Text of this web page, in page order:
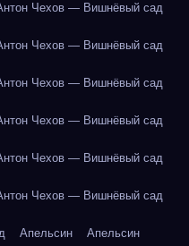
Чехов — Вишнёвый сад
Чехов — Вишнёвый сад
Чехов — Вишнёвый сад
Чехов — Вишнёвый сад
Чехов — Вишнёвый сад
Чехов — Вишнёвый сад
Апельсин Апельсин